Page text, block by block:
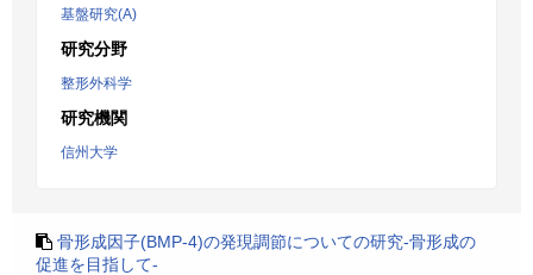
基盤研究(A)
研究分野
整形外科学
研究機関
信州大学
骨形成因子(BMP-4)の発現調節についての研究-骨形成の
促進を目指して-